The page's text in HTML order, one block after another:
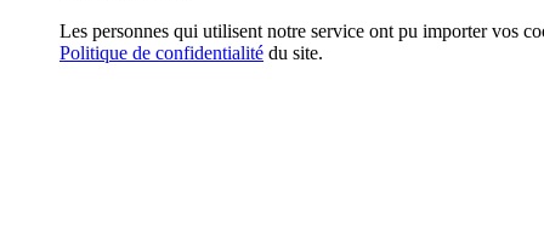
Les personnes qui utilisent notre service ont pu importer vos
Politique de confidentialité du site.